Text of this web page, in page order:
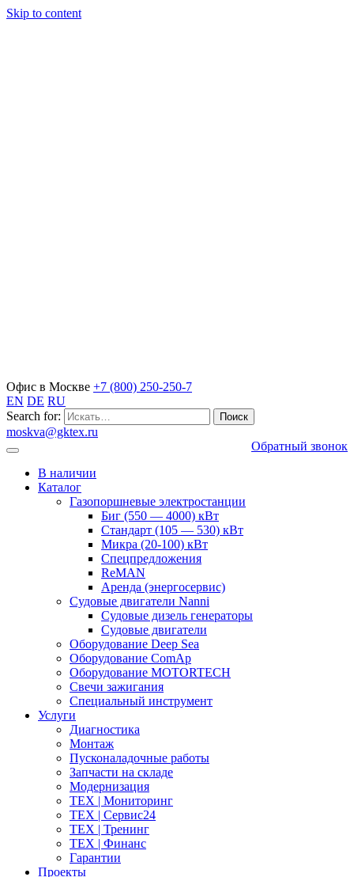
Skip to content
Офис в Москве +7 (800) 250-250-7
EN DE RU
Search for:
moskva@gktex.ru
Обратный звонок
В наличии
Каталог
Газопоршневые электростанции
Биг (550 — 4000) кВт
Стандарт (105 — 530) кВт
Микра (20-100) кВт
Спецпредложения
ReMAN
Аренда (энергосервис)
Судовые двигатели Nanni
Судовые дизель генераторы
Судовые двигатели
Оборудование Deep Sea
Оборудование ComAp
Оборудование MOTORTECH
Свечи зажигания
Специальный инструмент
Услуги
Диагностика
Монтаж
Пусконаладочные работы
Запчасти на складе
Модернизация
ТЕХ | Мониторинг
ТЕХ | Сервис24
ТЕХ | Тренинг
ТЕХ | Финанс
Гарантии
Проекты